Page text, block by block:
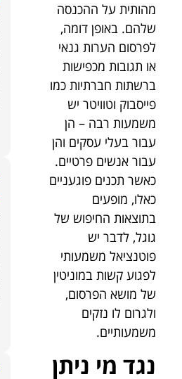
מהותית על ההכנסה
שלהם. באופן דומה,
לפרסום הערות גנאי
או תגובות מכפישות
ברשתות חברתיות כמו
פייסבוק וטוויטר יש
משמעות רבה – הן
עבור בעלי עסקים והן
עבור אנשים פרטיים.
כאשר תכנים פוגעניים
כאלו, מופעים
בתוצאות החיפוש של
גוגל, לדבר יש
פוטנציאל משמעותי
לפגוע קשות במוניטין
של מושא הפרסום,
ולגרום לו נזקים
משמעותיים.
נגד מי ניתן